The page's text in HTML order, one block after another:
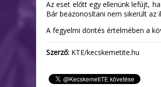
Az eset előtt egy ellenünk lefújt,
Bár beazonosítani nem sikerült az
A fegyelmi döntés értelmében a
Szerző: KTE/kecskemetite.hu